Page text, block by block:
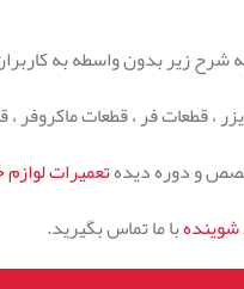
شرح زیر بدون واسطه به
قطعات فر ، قطعات ماکروفر
و دوره دیدهتعمیرات
شویندهبا ما تماس بگیرید.